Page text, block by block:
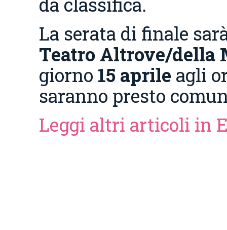
La serata di finale
Teatro Altrove/della
giorno 15 aprile agli
saranno presto
Leggi altri articoli in